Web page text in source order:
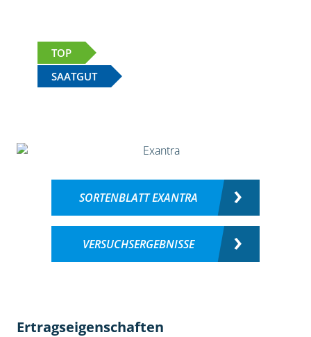
TOP
SAATGUT
SORTENBLATT EXANTRA
VERSUCHSERGEBNISSE
Ertragseigenschaften